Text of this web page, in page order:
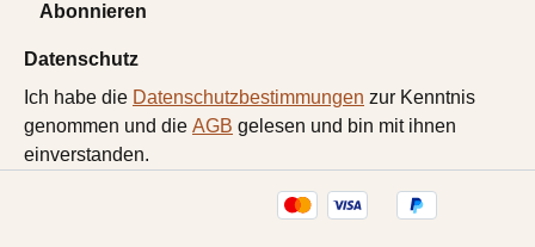
Abonnieren
Datenschutz
Ich habe die Datenschutzbestimmungen zur Kenntnis
genommen und die AGB gelesen und bin mit ihnen
einverstanden.